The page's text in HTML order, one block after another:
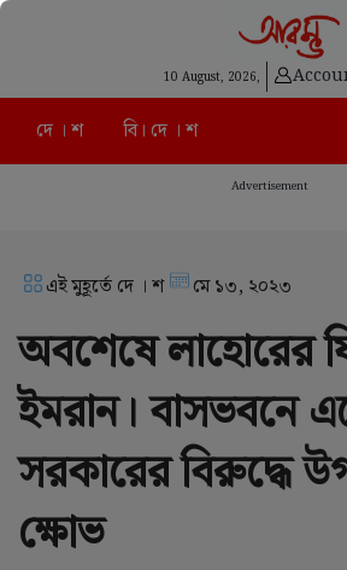
10 August, 2026,
দে । শ বি। দে । শ
Advertisement
এই মুহূর্তে দে । শ মে ১৩, ২০২৩
অবশেষে লাহোরের
ইমরান। বাসভবনে
সরকারের বিরুদ্ধে
ক্ষোভ